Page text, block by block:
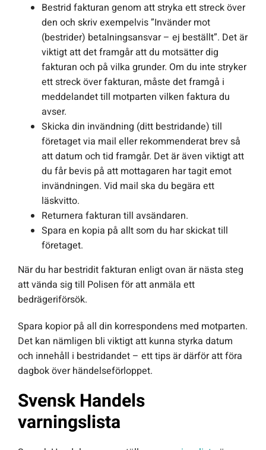
Bestrid fakturan genom att stryka ett streck över
den och skriv exempelvis ”Invänder mot
(bestrider) betalningsansvar – ej beställt”. Det är
viktigt att det framgår att du motsätter dig
fakturan och på vilka grunder. Om du inte stryker
ett streck över fakturan, måste det framgå i
meddelandet till motparten vilken faktura du
avser.
Skicka din invändning (ditt bestridande) till
företaget via mail eller rekommenderat brev så
att datum och tid framgår. Det är även viktigt att
du får bevis på att mottagaren har tagit emot
invändningen. Vid mail ska du begära ett
läskvitto.
Returnera fakturan till avsändaren.
Spara en kopia på allt som du har skickat till
företaget.
När du har bestridit fakturan enligt ovan är nästa steg
att vända sig till Polisen för att anmäla ett
bedrägeriförsök.
Spara kopior på all din korrespondens med motparten.
Det kan nämligen bli viktigt att kunna styrka datum
och innehåll i bestridandet – ett tips är därför att föra
dagbok över händelseförloppet.
Svensk Handels
varningslista